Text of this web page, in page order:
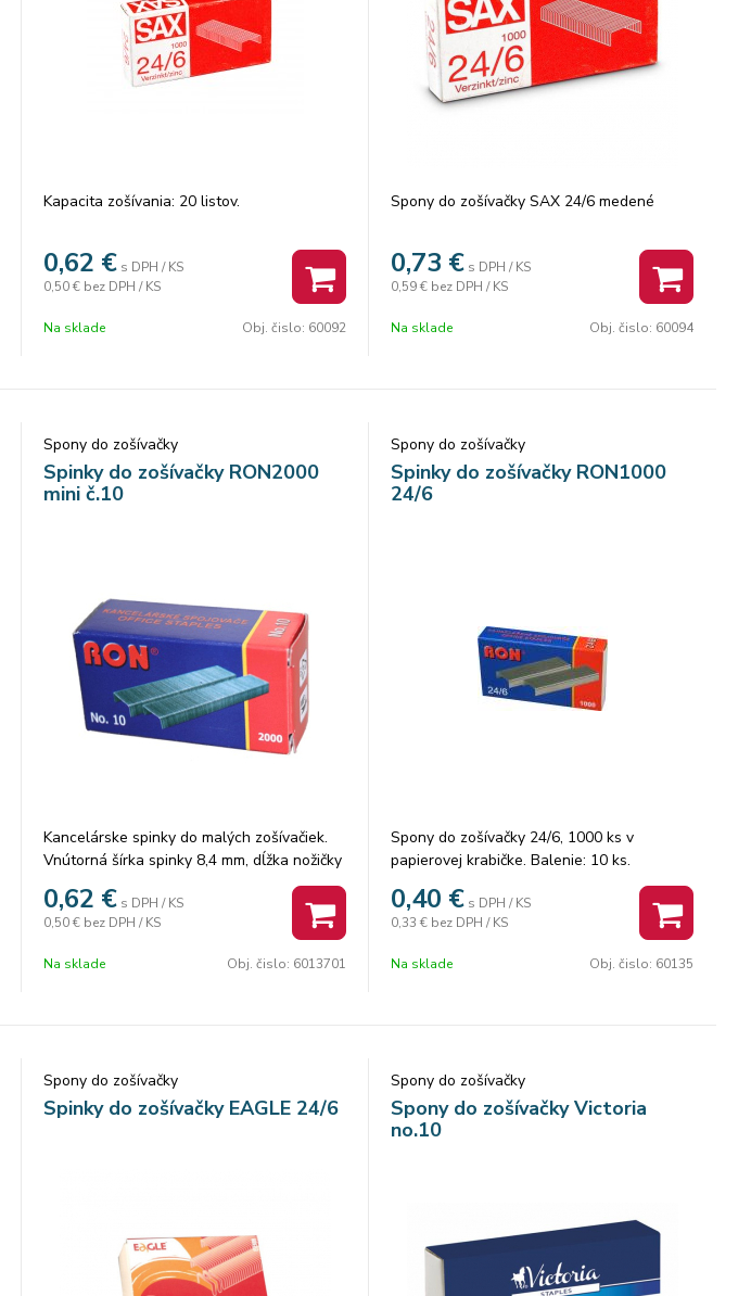
Kapacita zošívania: 20 listov.
0,62 € s DPH / KS
0,50 € bez DPH / KS
Na sklade Obj. čislo: 60092
Spony do zošívačky SAX 24/6 medené
0,73 € s DPH / KS
0,59 € bez DPH / KS
Na sklade Obj. čislo: 60094
Spony do zošívačky
Spinky do zošívačky RON2000
mini č.10
Kancelárske spinky do malých zošívačiek.
Vnútorná šírka spinky 8,4 mm, dĺžka nožičky
0,62 € s DPH / KS
0,50 € bez DPH / KS
Na sklade Obj. čislo: 6013701
Spony do zošívačky
Spinky do zošívačky RON1000
24/6
Spony do zošívačky 24/6, 1000 ks v
papierovej krabičke. Balenie: 10 ks.
0,40 € s DPH / KS
0,33 € bez DPH / KS
Na sklade Obj. čislo: 60135
Spony do zošívačky
Spinky do zošívačky EAGLE 24/6
Spony do zošívačky
Spony do zošívačky Victoria
no.10